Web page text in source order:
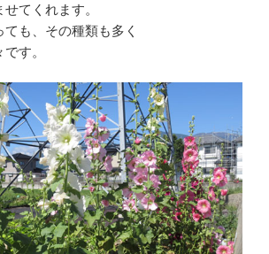
てくれます。
も、その種類も多く
す。